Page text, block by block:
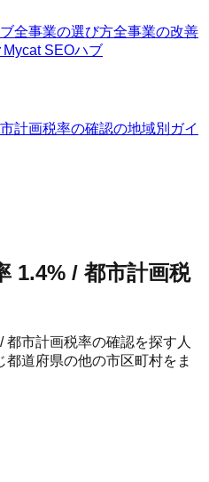
全事業の選び方全事業の改善
Mycat SEOハブ
計画税率の確認の地域別ガイ
1.4% / 都市計画税
都市計画税率の確認を探す人
道府県の他の市区町村をま